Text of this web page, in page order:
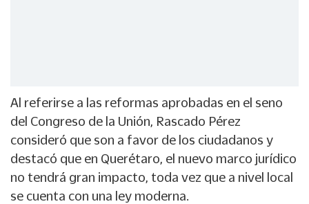
Al referirse a las reformas aprobadas en el seno
del Congreso de la Unión, Rascado Pérez
consideró que son a favor de los ciudadanos y
destacó que en Querétaro, el nuevo marco jurídico
no tendrá gran impacto, toda vez que a nivel local
se cuenta con una ley moderna.